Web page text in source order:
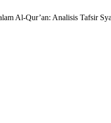
Al-Qur’an: Analisis Tafsir